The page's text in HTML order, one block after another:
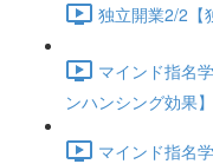
独立開業2/2【
マインド指名
ンハンシング効果
マインド指名